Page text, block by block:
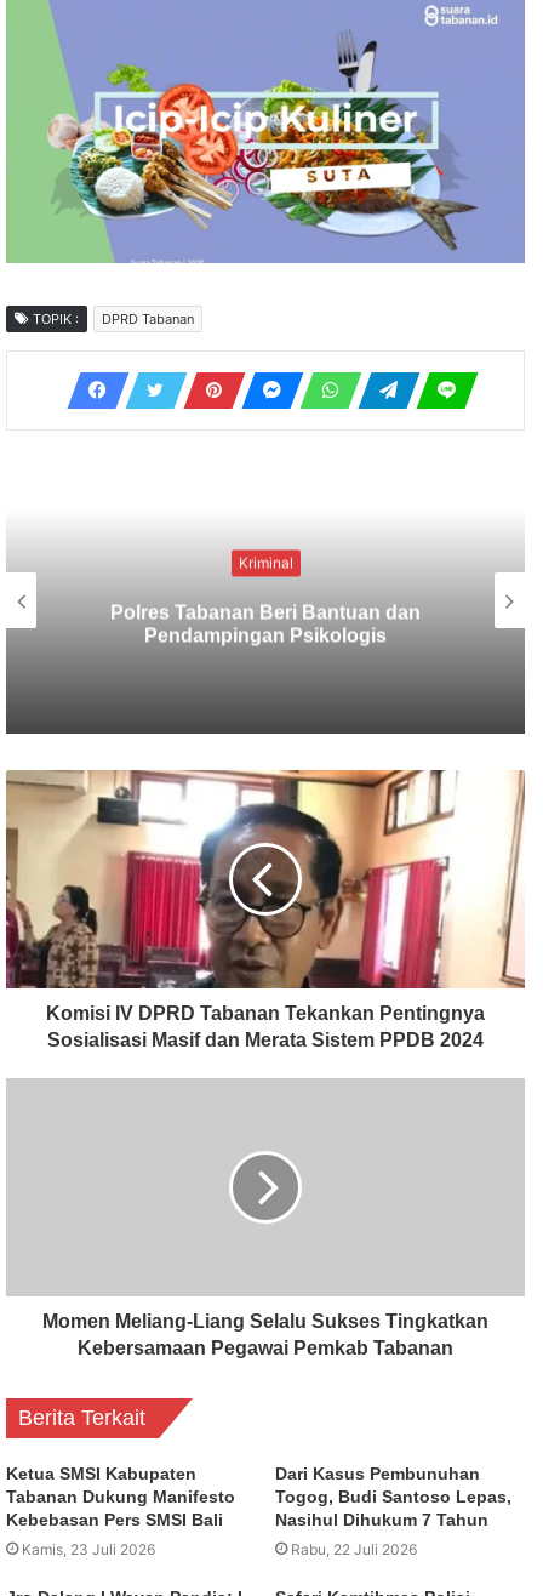
TOPIK : DPRD Tabanan
Kriminal
Berbekal CCTV, Pelaku Tabrak Lari
Terungkap
Komisi IV DPRD Tabanan Tekankan Pentingnya
Sosialisasi Masif dan Merata Sistem PPDB 2024
Momen Meliang-Liang Selalu Sukses Tingkatkan
Kebersamaan Pegawai Pemkab Tabanan
Berita Terkait
Ketua SMSI Kabupaten
Tabanan Dukung Manifesto
Kebebasan Pers SMSI Bali
Kamis, 23 Juli 2026
Dari Kasus Pembunuhan
Togog, Budi Santoso Lepas,
Nasihul Dihukum 7 Tahun
Rabu, 22 Juli 2026